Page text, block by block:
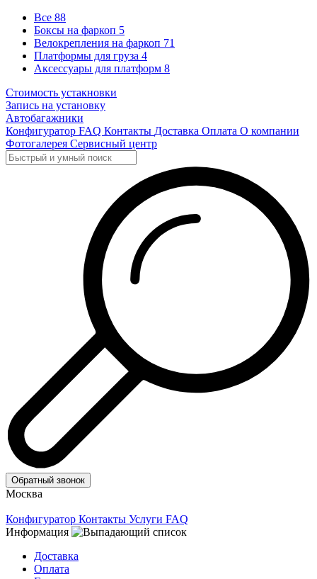
Все 88
Боксы на фаркоп 5
Велокрепления на фаркоп 71
Платформы для груза 4
Аксессуары для платформ 8
Стоимость устакновки
Запись на установку
Автобагажники
Конфигуратор FAQ Контакты Доставка Оплата О компании
Фотогалерея Сервисный центр
Обратный звонок
Москва
Конфигуратор Контакты Услуги FAQ
Информация
Доставка
Оплата